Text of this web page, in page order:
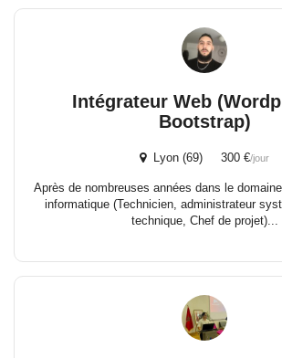
Intégrateur Web
Bootstrap)
Lyon (69) 300 €/jour
Après de nombreuses années dans le
informatique (Technicien, administrateur
technique, Chef de projet)...